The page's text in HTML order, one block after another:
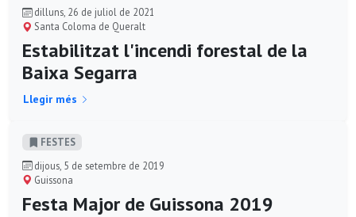
dilluns, 26 de juliol de 2021
Santa Coloma de Queralt
Estabilitzat l'incendi forestal de la
Baixa Segarra
Llegir més
FESTES
dijous, 5 de setembre de 2019
Guissona
Festa Major de Guissona 2019